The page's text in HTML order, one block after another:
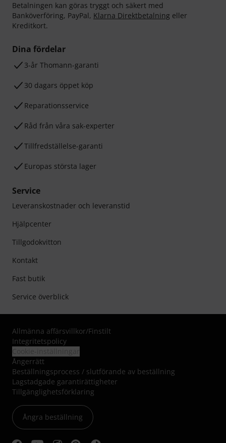
Betalningen kan göras tryggt och säkert med
Banköverföring, PayPal, Klarna Direktbetalning eller
Kreditkort.
Dina fördelar
3-år Thomann-garanti
30 dagars öppet köp
Reparationsservice
Råd från våra sak-experter
Tillfredställelse-garanti
Europas största lager
Service
Leveranskostnader och leveranstid
Hjälpcenter
Tillgodokvitton
Kontakt
Fast butik
Service överblick
Allmänna affärsvillkor/Finstilt
Integritetspolicy
Ångerrätt
Beställningsprocess / slutförande av beställning
Lagstadgade garantirättigheter
Tillgänglighetsförklaring
Ångra beställning